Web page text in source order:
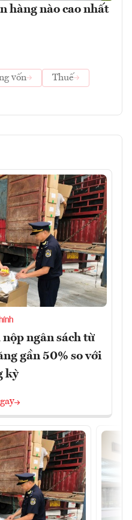
hàng nào cao nhất
vốn
Thuế
ngân sách từ
gần 50% so với
kỳ